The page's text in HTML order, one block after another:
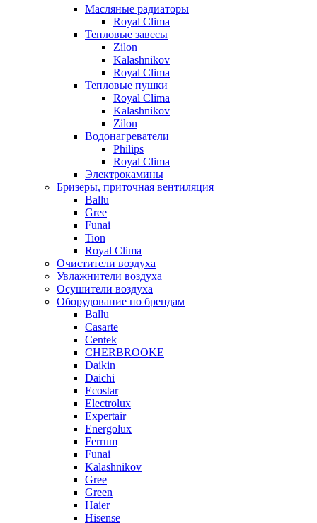
Масляные радиаторы
Royal Clima
Тепловые завесы
Zilon
Kalashnikov
Royal Clima
Тепловые пушки
Royal Clima
Kalashnikov
Zilon
Водонагреватели
Philips
Royal Clima
Электрокамины
Бризеры, приточная вентиляция
Ballu
Gree
Funai
Tion
Royal Clima
Очистители воздуха
Увлажнители воздуха
Осушители воздуха
Оборудование по брендам
Ballu
Casarte
Centek
CHERBROOKE
Daikin
Daichi
Ecostar
Electrolux
Expertair
Energolux
Ferrum
Funai
Kalashnikov
Gree
Grеen
Haier
Hisense